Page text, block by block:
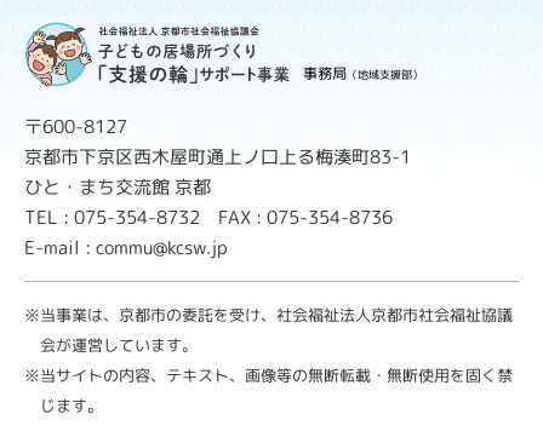
事務局 （地域支援部）
〒600-8127
京都市下京区西木屋町通上ノ口上る梅湊町83-1
ひと・まち交流館 京都
TEL : 075-354-8732 FAX : 075-354-8736
E-mail : commu@kcsw.jp
※当事業は、京都市の委託を受け、社会福祉法人京都市社会福祉協議
会が運営しています。
※当サイトの内容、テキスト、画像等の無断転載・無断使用を固く禁
じます。